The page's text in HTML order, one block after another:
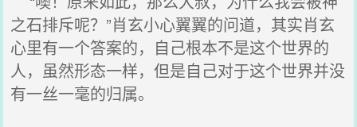
之石排斥呢？”肖玄小心翼翼的问道，其实肖玄
心里有一个答案的，自己根本不是这个世界的
人，虽然形态一样，但是自己对于这个世界并没
有一丝一毫的归属。